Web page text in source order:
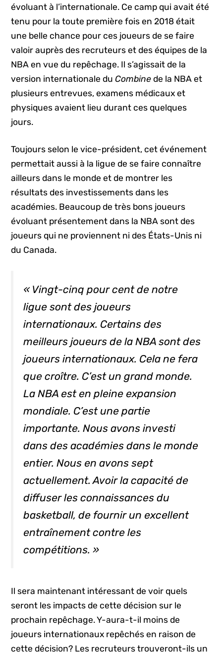
évoluant à l’internationale. Ce camp qui avait été
tenu pour la toute première fois en 2018 était
une belle chance pour ces joueurs de se faire
valoir auprès des recruteurs et des équipes de la
NBA en vue du repêchage. Il s’agissait de la
version internationale duCombinede la NBA et
plusieurs entrevues, examens médicaux et
physiques avaient lieu durant ces quelques
jours.
Toujours selon le vice-président, cet événement
permettait aussi à la ligue de se faire connaître
ailleurs dans le monde et de montrer les
résultats des investissements dans les
académies. Beaucoup de très bons joueurs
évoluant présentement dans la NBA sont des
joueurs qui ne proviennent ni des États-Unis ni
du Canada.
« Vingt-cinq pour cent de notre
ligue sont des joueurs
internationaux. Certains des
meilleurs joueurs de la NBA sont des
joueurs internationaux. Cela ne fera
que croître. C’est un grand monde.
La NBA est en pleine expansion
mondiale. C’est une partie
importante. Nous avons investi
dans des académies dans le monde
entier. Nous en avons sept
actuellement. Avoir la capacité de
diffuser les connaissances du
basketball, de fournir un excellent
entraînement contre les
compétitions. »
Il sera maintenant intéressant de voir quels
seront les impacts de cette décision sur le
prochain repêchage. Y-aura-t-il moins de
joueurs internationaux repêchés en raison de
cette décision? Les recruteurs trouveront-ils un